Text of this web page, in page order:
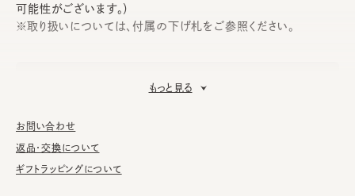
可能性がございます。）
※取り扱いについては、付属の下げ札をご参照ください。
生産国
もっと見る
お問い合わせ
返品・交換について
ギフトラッピングについて